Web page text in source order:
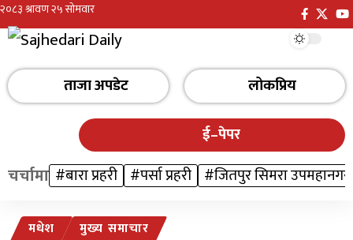
ताजा अपडेट
लोकप्रिय
ई–पेपर
चर्चामा #बारा प्रहरी #पर्सा प्रहरी #जितपुर सिमरा
मधेश मुख्य समाचार